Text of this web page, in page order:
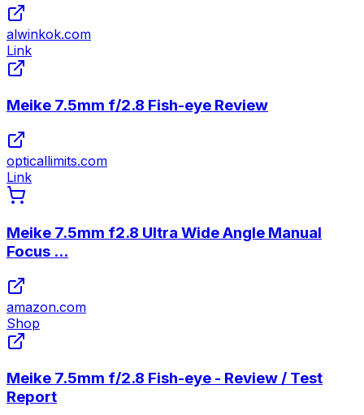
alwinkok.com
Link
Meike 7.5mm f/2.8 Fish-eye Review
opticallimits.com
Link
Meike 7.5mm f2.8 Ultra Wide Angle Manual
Focus ...
amazon.com
Shop
Meike 7.5mm f/2.8 Fish-eye - Review / Test
Report